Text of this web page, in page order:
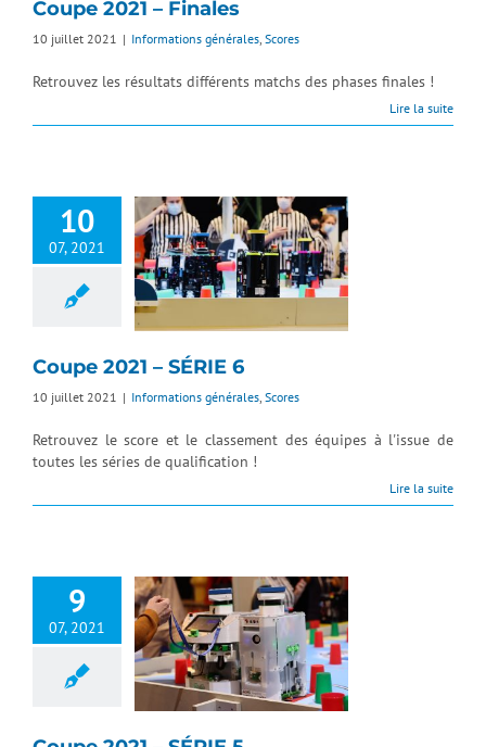
Coupe 2021 – Finales
10 juillet 2021 | Informations générales Scores
Retrouvez les résultats différents matchs des phases finales !
Lire la suite
10
07, 2021
Coupe 2021 – SÉRIE 6
10 juillet 2021 | Informations générales Scores
Retrouvez le score et le classement des équipes à l'issue de
toutes les séries de qualification !
Lire la suite
9
07, 2021